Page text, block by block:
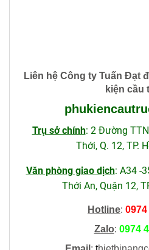
Liên hệ Công ty Tuấn Đạt
kiện cầu
Trụ sở chính: 2 Đường TTN
Thới, Q. 12, TP.
Văn phòng giao dịch: A34 -
Thới An, Quận 12,
Hotline: 0974
Zalo: 0974